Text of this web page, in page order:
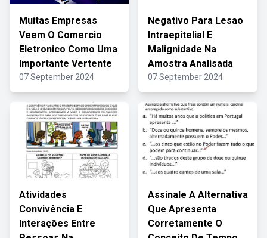
Muitas Empresas
Veem O Comercio
Eletronico Como Uma
Importante Vertente
07 September 2024
Negativo Para Lesao
Intraepitelial E
Malignidade Na
Amostra Analisada
07 September 2024
Atividades
Convivência E
Interações Entre
Assinale A Alternativa
Que Apresenta
Corretamente O